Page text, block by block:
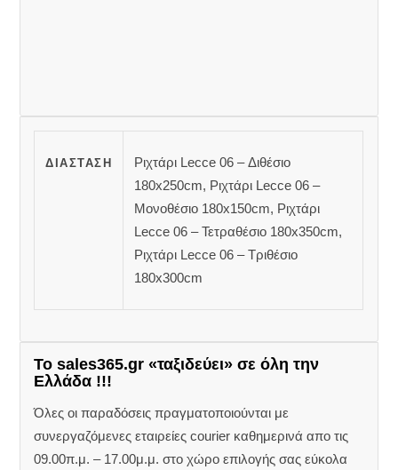
ΔΙΆΣΤΑΣΗ
Ριχτάρι Lecce 06 – Διθέσιο
180x250cm, Ριχτάρι Lecce 06 –
Μονοθέσιο 180x150cm, Ριχτάρι
Lecce 06 – Τετραθέσιο 180x350cm,
Ριχτάρι Lecce 06 – Τριθέσιο
180x300cm
Το sales365.gr «ταξιδεύει» σε όλη την
Ελλάδα !!!
Όλες οι παραδόσεις πραγματοποιούνται με
συνεργαζόμενες εταιρείες courier καθημερινά απο τις
09.00π.μ. – 17.00μ.μ. στο χώρο επιλογής σας εύκολα